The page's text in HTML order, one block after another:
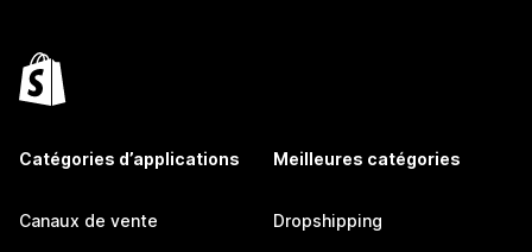
Catégories d’applications
Canaux de vente
Meilleures catégories
Dropshipping